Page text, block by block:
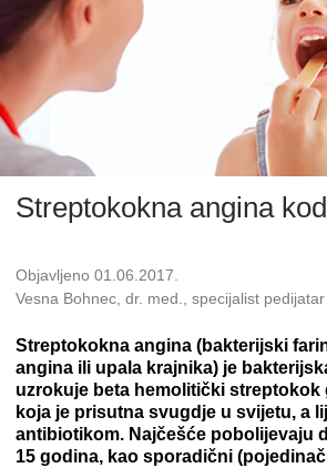
Streptokokna angina
Objavljeno 01.06.2017.
Vesna Bohnec, dr. med., specijalist pedijatar
Streptokokna angina (bakterijski
angina ili upala krajnika) je
uzrokuje beta hemolitički streptokok
koja je prisutna svugdje u svijetu, a
antibiotikom. Najčešće pobolijevaju
15 godina, kao sporadični